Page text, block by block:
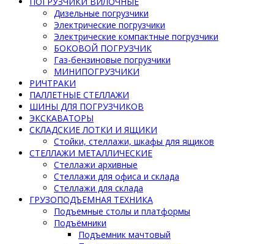
Дизельные погрузчики
Электрические погрузчики
Электрические компактные погрузчики
БОКОВОЙ ПОГРУЗЧИК
Газ-бензиновые погрузчики
МИНИПОГРУЗЧИКИ
РИЧТРАКИ
ПАЛЛЕТНЫЕ СТЕЛЛАЖИ
ШИНЫ ДЛЯ ПОГРУЗЧИКОВ
ЭКСКАВАТОРЫ
СКЛАДСКИЕ ЛОТКИ И ЯЩИКИ
Стойки, стеллажи, шкафы для ящиков
СТЕЛЛАЖИ МЕТАЛЛИЧЕСКИЕ
Стеллажи архивные
Стеллажи для офиса и склада
Стеллажи для склада
ГРУЗОПОДЪЕМНАЯ ТЕХНИКА
Подъемные столы и платформы
Подъёмники
Подъемник мачтовый